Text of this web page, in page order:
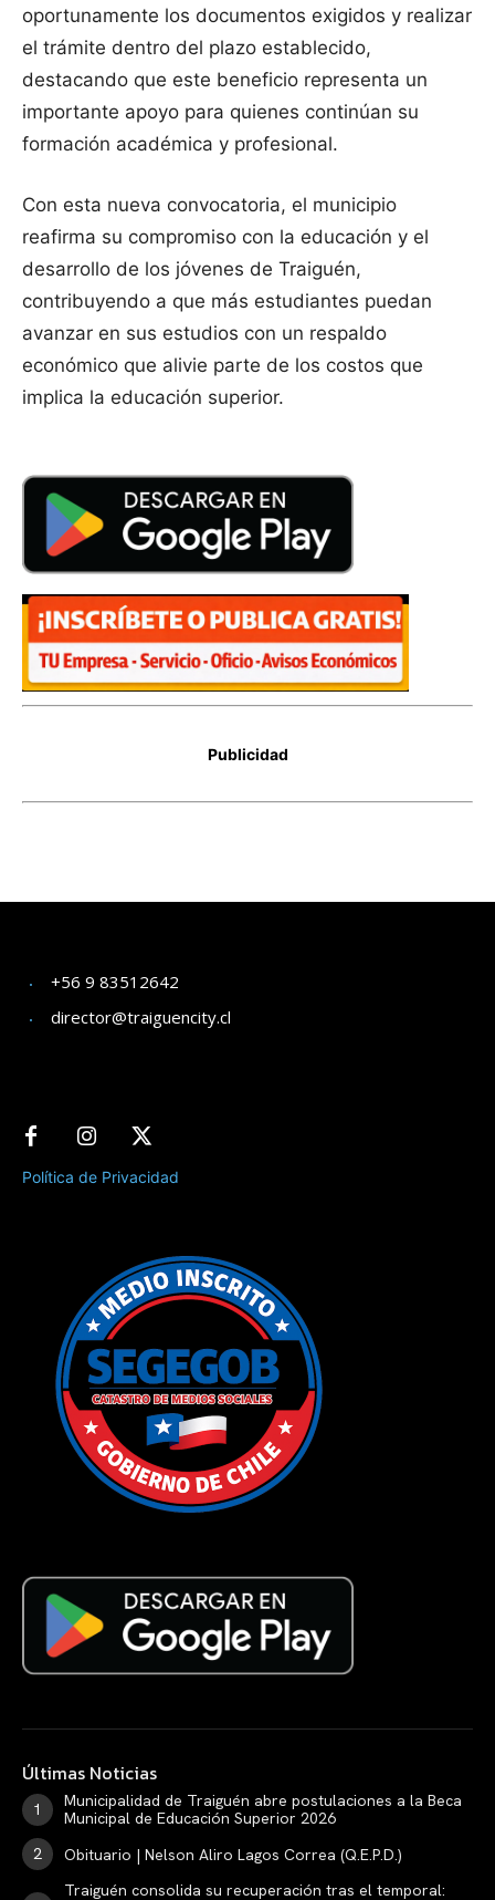
+56 9 83512642
director@traiguencity.cl
Política de Privacidad
Últimas Noticias
Municipalidad de Traiguén abre postulaciones a la Beca
Municipal de Educación Superior 2026
Obituario | Nelson Aliro Lagos Correa (Q.E.P.D.)
Traiguén consolida su recuperación tras el temporal: